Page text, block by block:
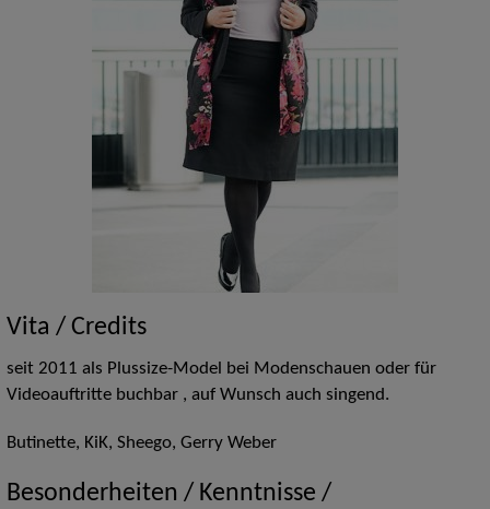
Vita / Credits
seit 2011 als Plussize-Model bei Modenschauen oder für
Videoauftritte buchbar , auf Wunsch auch singend.
Butinette, KiK, Sheego, Gerry Weber
Besonderheiten / Kenntnisse /